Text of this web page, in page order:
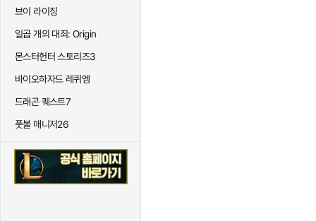
브이 라이징
일곱 개의 대죄: Origin
몬스터헌터 스토리즈3
바이오하자드 레퀴엠
드래곤 퀘스트7
풋볼 매니저26